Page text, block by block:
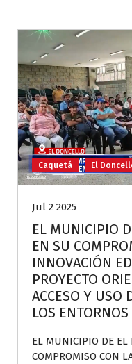
Caquetá El
Jul 2 2025
EL MUNICIPIO
EN SU
INNOVACIÓN
PROYECTO
ACCESO Y USO
LOS ENTORNOS
EL MUNICIPIO DE EL
COMPROMISO CON